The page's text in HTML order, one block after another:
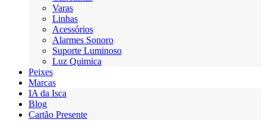
Varas
Linhas
Acessórios
Alarmes Sonoro
Suporte Luminoso
Luz Quimica
Peixes
Marcas
IA da Isca
Blog
Cartão Presente